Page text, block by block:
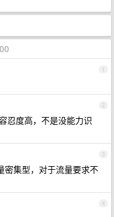
1
2
忍度高，不是没能力识
3
密集型，对于流量要求不
4